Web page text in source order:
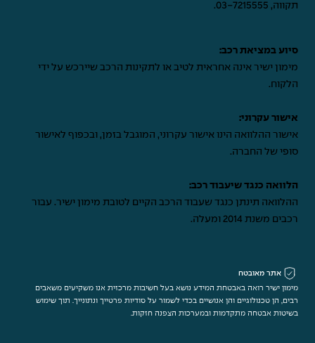
תקווה, 03-7215555
.
סיוע במציאת רכב:
מימון ישיר אינה אחראית לטיב או לתקינות הרכב שיירכש על ידי
הלקוח.
אישור עקרוני:
אישור ההלוואה הינו אישור עקרוני, המוגבל בזמן, ובכפוף לאישור
סופי של החברה.
הלוואה כנגד שיעבוד רכב:
ההלוואה תינתן כנגד שעבוד הרכב הקיים לטובת מימון ישיר. עבור
רכבים משנת 2014 ומעלה.
אתר מאובטח
מימון ישיר רואה באבטחת המידע נושא בעל חשיבות מרכזית אנו משקיעים משאבים
רבים, הן טכנולוגיים והן אנושיים בכדי לשמור על סודיות פרטייך ונתונייך. תוך שימוש
בשיטות אבטחה מתקדמות ובמערכות הצפנה חזקות.